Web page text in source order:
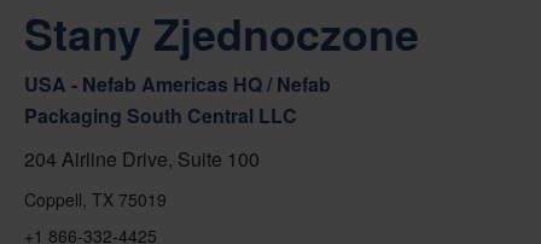
Stany Zjednoczone
USA - Nefab Americas HQ / Nefab
Packaging South Central LLC
204 Airline Drive, Suite 100
Coppell, TX 75019
+1 866-332-4425